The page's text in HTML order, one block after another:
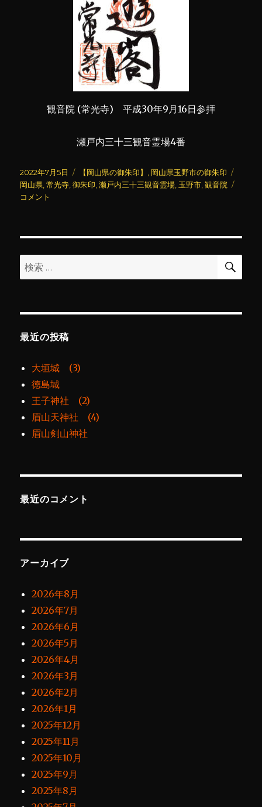
観音院 (常光寺) 平成30年9月16日参拝
瀬戸内三十三観音霊場4番
投
稿
日:
2022年7月5日
カ
テ
【岡山県の御朱印】 岡山県玉野市の御朱印
岡山県 ,常光寺 ,御朱印 ,瀬戸内三十三観音霊場 玉野市 ,観音院
に
コメント
検
索:
検
最近の投稿
大垣城 (3)
徳島城
王子神社 (2)
眉山天神社 (4)
眉山剣山神社
最近のコメント
アーカイブ
2026年8月
2026年7月
2026年6月
2026年5月
2026年4月
2026年3月
2026年2月
2026年1月
2025年12月
2025年11月
2025年10月
2025年9月
2025年8月